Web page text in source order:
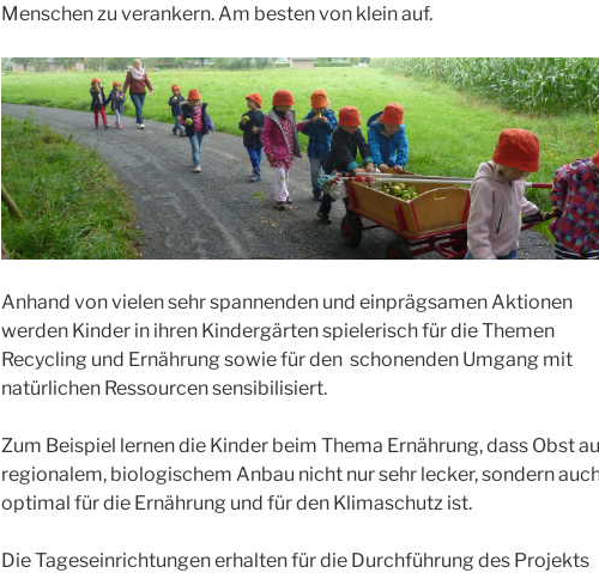
Menschen zu verankern. Am besten von klein auf.
Anhand von vielen sehr spannenden und einprägsamen Aktionen
werden Kinder in ihren Kindergärten spielerisch für die Themen
Recycling und Ernährung sowie für den schonenden Umgang mit
natürlichen Ressourcen sensibilisiert.
Zum Beispiel lernen die Kinder beim Thema Ernährung, dass Obst
regionalem, biologischem Anbau nicht nur sehr lecker, sondern
optimal für die Ernährung und für den Klimaschutz ist.
Die Tageseinrichtungen erhalten für die Durchführung des Projekts